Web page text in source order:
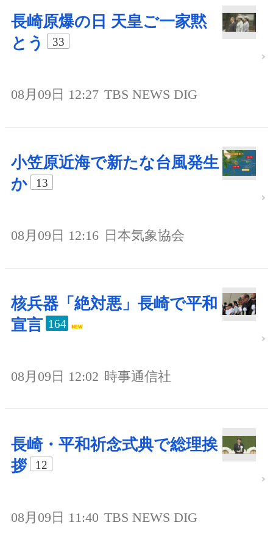
長崎原爆の日 天皇ご一家黙
とう
33
08月09日 12:27 TBS NEWS DIG
小笠原近海で新たな台風発生
か
13
08月09日 12:16 日本気象協会
核兵器「絶対悪」長崎で平和
宣言 164
08月09日 12:02 時事通信社
長崎・平和祈念式典で総理挨
拶
12
08月09日 11:40 TBS NEWS DIG